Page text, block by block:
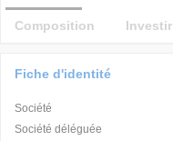
Composition Investir
Fiche d'identité
Société
Société déléguée